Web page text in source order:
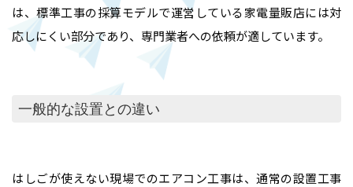
は、標準工事の採算モデルで運営している家電量販店には対
応しにくい部分であり、専門業者への依頼が適しています。
一般的な設置との違い
はしごが使えない現場でのエアコン工事は、通常の設置工事